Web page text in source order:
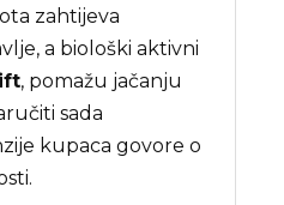
zahtijeva
a biološki aktivni
, pomažu jačanju
sada
kupaca govore o